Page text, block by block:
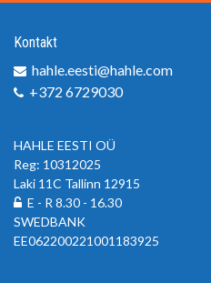
Kontakt
hahle.eesti@hahle.com
+372 6729030
HAHLE EESTI OÜ
Reg: 10312025
Laki 11C Tallinn 12915
E - R 8.30 - 16.30
SWEDBANK
EE062200221001183925